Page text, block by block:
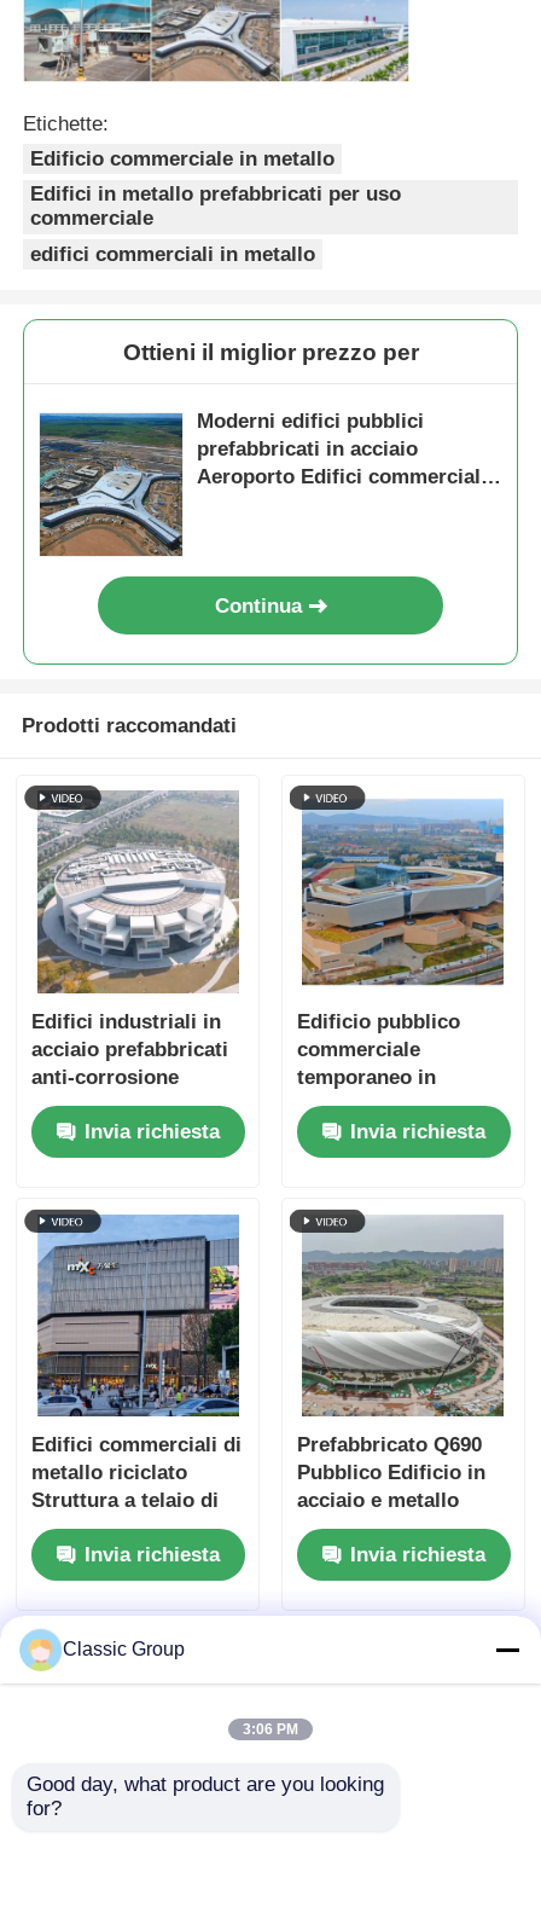
Edificio pubblico in acciaio
Struttura dell'acciaio commerciale
Struttura in acciaio prefabbricata
Etichette:
Edificio commerciale in metallo
Edifici in metallo prefabbricati per uso
commerciale
edifici commerciali in metallo
Ottieni il miglior prezzo per
Moderni edifici pubblici
prefabbricati in acciaio
Aeroporto Edifici commerciali
Continua
Prodotti raccomandati
Edifici industriali in
acciaio prefabbricati
anti-corrosione
Invia richiesta
Edificio pubblico
commerciale
temporaneo in
acciaio S355JR
Prefabbricato su
misura
Invia richiesta
Edifici commerciali di
metallo riciclato
Struttura a telaio di
acciaio Centro
commerciale OEM
Invia richiesta
Prefabbricato Q690
Pubblico Edificio in
acciaio e metallo
Invia richiesta
Classic Group
3:06 PM
Good day, what product are you looking
for?